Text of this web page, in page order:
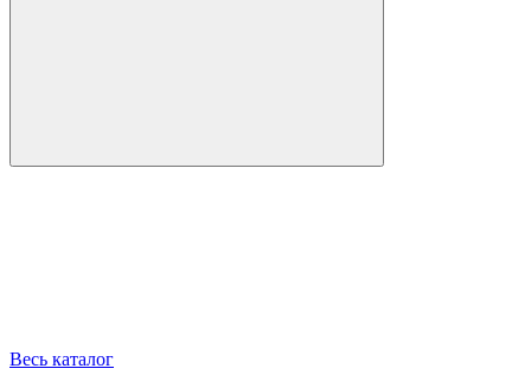
Весь каталог